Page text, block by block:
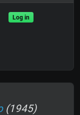
Log in
(1945)